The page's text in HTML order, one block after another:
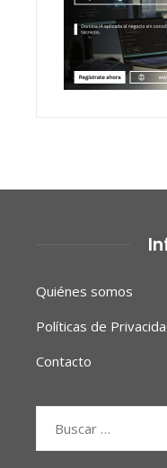
Quiénes somos
Políticas de
Contacto